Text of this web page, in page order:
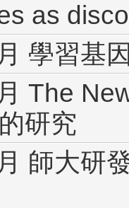
as
學習基
The
研究
師大研